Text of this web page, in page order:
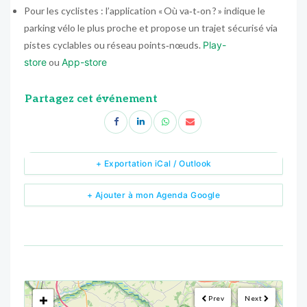
Pour les cyclistes : l’application « Où va‑t‑on ? » indique le
parking vélo le plus proche et propose un trajet sécurisé via
pistes cyclables ou réseau points‑nœuds. Play-
storeou App-store
Partagez cet événement
+ Ajouter à mon Agenda Google
+ Exportation iCal / Outlook
Next
Prev
<!---->
+